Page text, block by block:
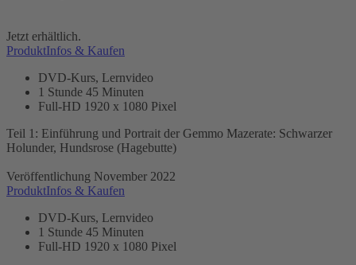
Jetzt erhältlich.
ProduktInfos & Kaufen
DVD-Kurs, Lernvideo
1 Stunde 45 Minuten
Full-HD 1920 x 1080 Pixel
Teil 1: Einführung und Portrait der Gemmo Mazerate: Schwarzer
Holunder, Hundsrose (Hagebutte)
Veröffentlichung November 2022
ProduktInfos & Kaufen
DVD-Kurs, Lernvideo
1 Stunde 45 Minuten
Full-HD 1920 x 1080 Pixel